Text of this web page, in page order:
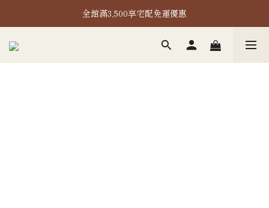
全館滿2,000即享超取免運！
全館滿2,000即享超取免運！